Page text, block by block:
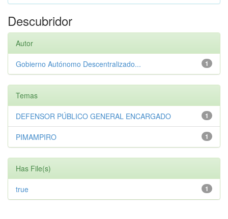
Descubridor
Autor
1
Gobierno Autónomo Descentralizado...
Temas
1
DEFENSOR PÚBLICO GENERAL ENCARGADO
1
PIMAMPIRO
Has File(s)
1
true